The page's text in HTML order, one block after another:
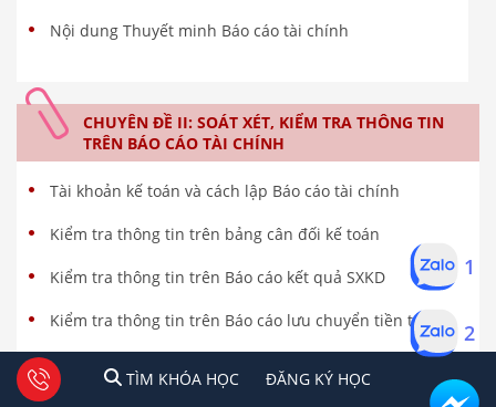
Nội dung Thuyết minh Báo cáo tài chính
CHUYÊN ĐỀ II: SOÁT XÉT, KIỂM TRA THÔNG TIN
TRÊN BÁO CÁO TÀI CHÍNH
Tài khoản kế toán và cách lập Báo cáo tài chính
Kiểm tra thông tin trên bảng cân đối kế toán
Kiểm tra thông tin trên Báo cáo kết quả SXKD
Kiểm tra thông tin trên Báo cáo lưu chuyển tiền tệ
Kiểm tra thông tin trên Thuyết minh BCTC DN
TÌM KHÓA HỌC ĐĂNG KÍ HỌC
1 2 Tư vấn facebook
TÌM KHÓA HỌC ĐĂNG KÝ HỌC
1
2